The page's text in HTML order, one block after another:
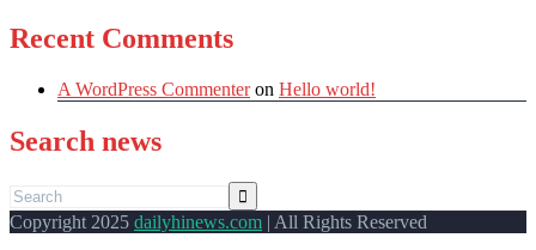
Recent Comments
A WordPress Commenteron Hello world!
Search news
Copyright 2025 dailyhinews.com | All Rights Reserved